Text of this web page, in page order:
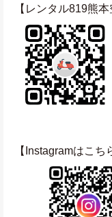
【レンタル819熊
【Instagramはこち